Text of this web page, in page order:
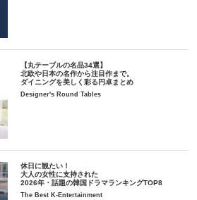
【丸テーブルの名品34選】
北欧や日本の名作から注目作まで。
ダイニングを美しく彩る円卓まとめ
Designer's Round Tables
休日に観たい！
大人の女性に支持された
2026年・話題の韓国ドラマランキングTOP8
The Best K-Entertainment